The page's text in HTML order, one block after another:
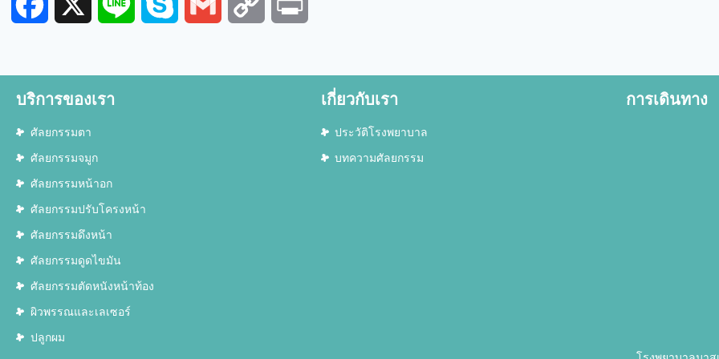
Facebook Line Skype Gmail Copy
บริการของเรา
ศัลยกรรมตา
ศัลยกรรมจมูก
ศัลยกรรมหน้าอก
ศัลยกรรมปรับโครงหน้า
ศัลยกรรมดึงหน้า
ศัลยกรรมดูดไขมัน
ศัลยกรรมตัดหนังหน้าท้อง
ผิวพรรณและเลเซอร์
ปลูกผม
เกี่ยวกับเรา
ประวัติโรงพยาบาล
บทความศัลยกรรม
การเดินทาง